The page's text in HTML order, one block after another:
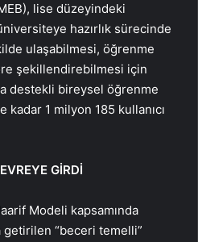
lise düzeyindeki
hazırlık sürecinde
ulaşabilmesi, öğrenme
şekillendirebilmesi için
destekli bireysel öğrenme
kadar 1 milyon 185 kullanıcı
GİRDİ
Modeli kapsamında
getirilen “beceri temelli”